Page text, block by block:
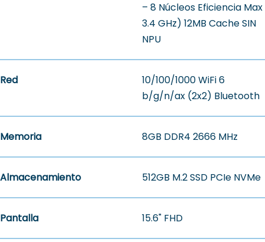
– 8 Núcleos Eficiencia Max
3.4 GHz) 12MB Cache SIN
NPU
Red
10/100/1000 WiFi 6
b/g/n/ax (2x2) Bluetooth
Memoria 8GB DDR4 2666 MHz
Almacenamiento 512GB M.2 SSD PCIe NVMe
Pantalla 15.6" FHD